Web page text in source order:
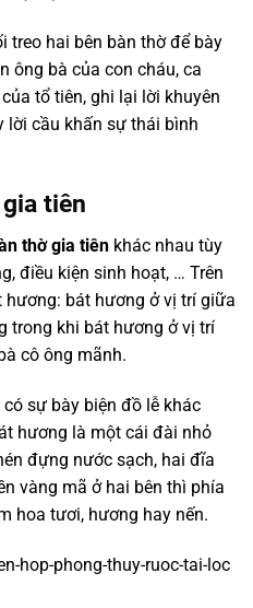
treo hai bên bàn thờ để bày
ông bà của con cháu, ca
tổ tiên, ghi lại lời khuyên
lời cầu khấn sự thái bình
tiên
thờ gia tiên khác nhau tùy
điều kiện sinh hoạt, … Trên
hương: bát hương ở vị trí giữa
trong khi bát hương ở vị trí
cô ông mãnh.
sự bày biện đồ lễ khác
hương là một cái đài nhỏ
đựng nước sạch, hai đĩa
vàng mã ở hai bên thì phía
hoa tươi, hương hay nến.